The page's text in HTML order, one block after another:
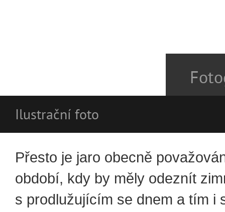
Ilustrační foto
Přesto je jaro obecně
období, kdy by měly odeznít
s prodlužujícím se dnem a tím i